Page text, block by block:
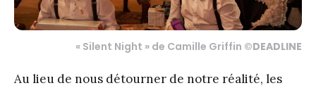
« Silent Night » de Camille Griffin ©DEADLINE
Au lieu de nous détourner de notre réalité, les